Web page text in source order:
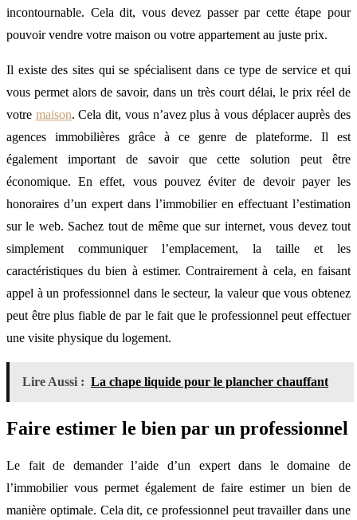
incontournable. Cela dit, vous devez passer par cette étape pour
pouvoir vendre votre maison ou votre appartement au juste prix.
Il existe des sites qui se spécialisent dans ce type de service et qui
vous permet alors de savoir, dans un très court délai, le prix réel de
votre maison. Cela dit, vous n’avez plus à vous déplacer auprès des
agences immobilières grâce à ce genre de plateforme. Il est
également important de savoir que cette solution peut être
économique. En effet, vous pouvez éviter de devoir payer les
honoraires d’un expert dans l’immobilier en effectuant l’estimation
sur le web. Sachez tout de même que sur internet, vous devez tout
simplement communiquer l’emplacement, la taille et les
caractéristiques du bien à estimer. Contrairement à cela, en faisant
appel à un professionnel dans le secteur, la valeur que vous obtenez
peut être plus fiable de par le fait que le professionnel peut effectuer
une visite physique du logement.
Lire Aussi : La chape liquide pour le plancher chauffant
Faire estimer le bien par un professionnel
Le fait de demander l’aide d’un expert dans le domaine de
l’immobilier vous permet également de faire estimer un bien de
manière optimale. Cela dit, ce professionnel peut travailler dans une